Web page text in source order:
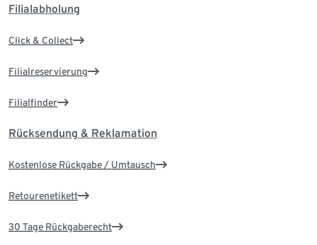
Filialabholung
Click & Collect
Filialreservierung
Filialfinder
Rücksendung & Reklamation
Kostenlose Rückgabe / Umtausch
Retourenetikett
30 Tage Rückgaberecht